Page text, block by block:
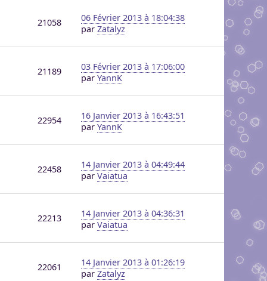
21058
06 Février 2013 à 18:04:38
par Zatalyz
21189
03 Février 2013 à 17:06:00
par YannK
22954
16 Janvier 2013 à 16:43:51
par YannK
22458
14 Janvier 2013 à 04:49:44
par Vaiatua
22213
14 Janvier 2013 à 04:36:31
par Vaiatua
22061
14 Janvier 2013 à 01:26:19
par Zatalyz